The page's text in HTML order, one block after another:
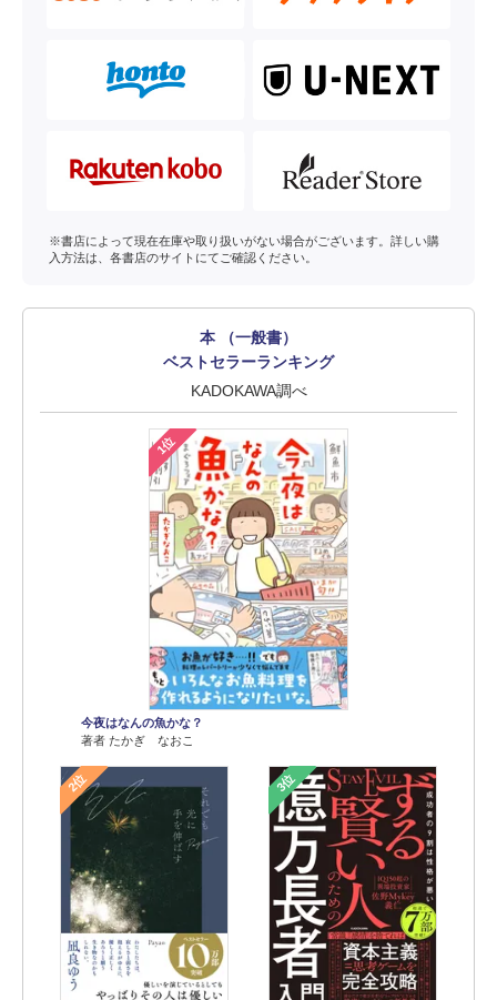
※書店によって現在在庫や取り扱いがない場合がございます。詳しい購
入方法は、各書店のサイトにてご確認ください。
本 （一般書）
ベストセラーランキング
KADOKAWA調べ
1位
今夜はなんの魚かな？
著者 たかぎ なおこ
2位 3位